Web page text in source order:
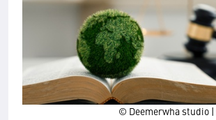
© Deemerwha studio